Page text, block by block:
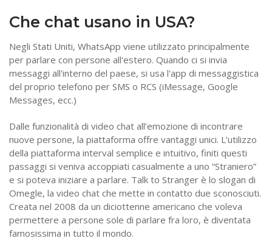
Che chat usano in USA?
Negli Stati Uniti, WhatsApp viene utilizzato principalmente
per parlare con persone all'estero. Quando ci si invia
messaggi all'interno del paese, si usa l'app di messaggistica
del proprio telefono per SMS o RCS (iMessage, Google
Messages, ecc.)
Dalle funzionalità di video chat all’emozione di incontrare
nuove persone, la piattaforma offre vantaggi unici. L’utilizzo
della piattaforma interval semplice e intuitivo, finiti questi
passaggi si veniva accoppiati casualmente a uno “Straniero”
e si poteva iniziare a parlare. Talk to Stranger è lo slogan di
Omegle, la video chat che mette in contatto due sconosciuti.
Creata nel 2008 da un diciottenne americano che voleva
permettere a persone sole di parlare fra loro, è diventata
famosissima in tutto il mondo.